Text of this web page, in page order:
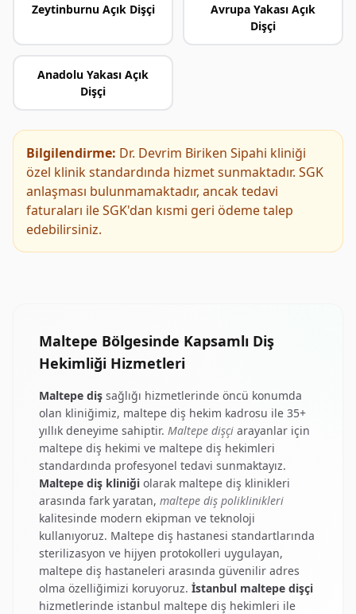
Zeytinburnu Açık Dişçi
Avrupa Yakası Açık
Dişçi
Anadolu Yakası Açık
Dişçi
Bilgilendirme: Dr. Devrim Biriken Sipahi kliniği
özel klinik standardında hizmet sunmaktadır. SGK
anlaşması bulunmamaktadır, ancak tedavi
faturaları ile SGK'dan kısmi geri ödeme talep
edebilirsiniz.
Maltepe Bölgesinde Kapsamlı Diş
Hekimliği Hizmetleri
Maltepe diş sağlığı hizmetlerinde öncü konumda
olan kliniğimiz, maltepe diş hekim kadrosu ile 35+
yıllık deneyime sahiptir. Maltepe dişçi arayanlar için
maltepe diş hekimi ve maltepe diş hekimleri
standardında profesyonel tedavi sunmaktayız.
Maltepe diş kliniği olarak maltepe diş klinikleri
arasında fark yaratan, maltepe diş poliklinikleri
kalitesinde modern ekipman ve teknoloji
kullanıyoruz. Maltepe diş hastanesi standartlarında
sterilizasyon ve hijyen protokolleri uygulayan,
maltepe diş hastaneleri arasında güvenilir adres
olma özelliğimizi koruyoruz. İstanbul maltepe dişçi
hizmetlerinde istanbul maltepe diş hekimleri ile